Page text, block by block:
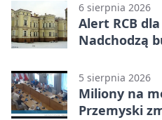
6 sierpnia 2026
Alert RCB
Nadchodzą
5 sierpnia 2026
Miliony na
Przemyski